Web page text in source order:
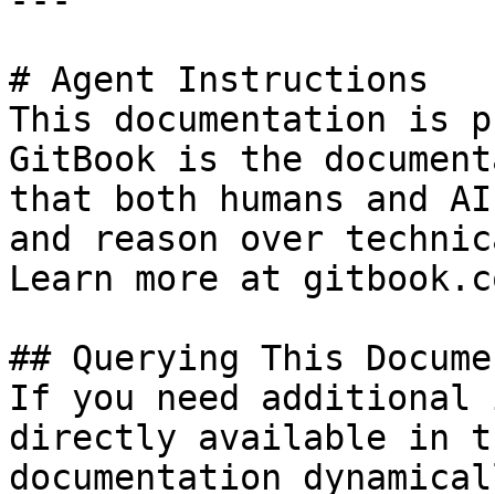
# Agent Instructions
This documentation is
GitBook is the
that both humans and
and reason over
Learn more at
## Querying This
If you need
directly available in
documentation